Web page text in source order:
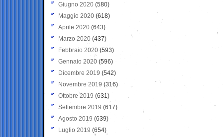
Giugno 2020 (580)
Maggio 2020 (618)
Aprile 2020 (643)
Marzo 2020 (437)
Febbraio 2020 (593)
Gennaio 2020 (596)
Dicembre 2019 (542)
Novembre 2019 (316)
Ottobre 2019 (631)
Settembre 2019 (617)
Agosto 2019 (639)
Luglio 2019 (654)